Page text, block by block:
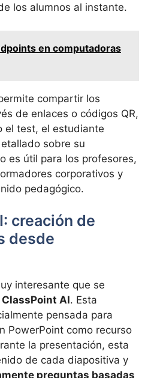
los alumnos al instante.
en computadoras
compartir los
de enlaces o códigos QR,
el test, el estudiante
sobre su
es útil para los profesores,
corporativos y
pedagógico.
creación de
desde
interesante que se
ClassPoint AI. Esta
pensada para
PowerPoint como recurso
la presentación, esta
de cada diapositiva y
preguntas basadas